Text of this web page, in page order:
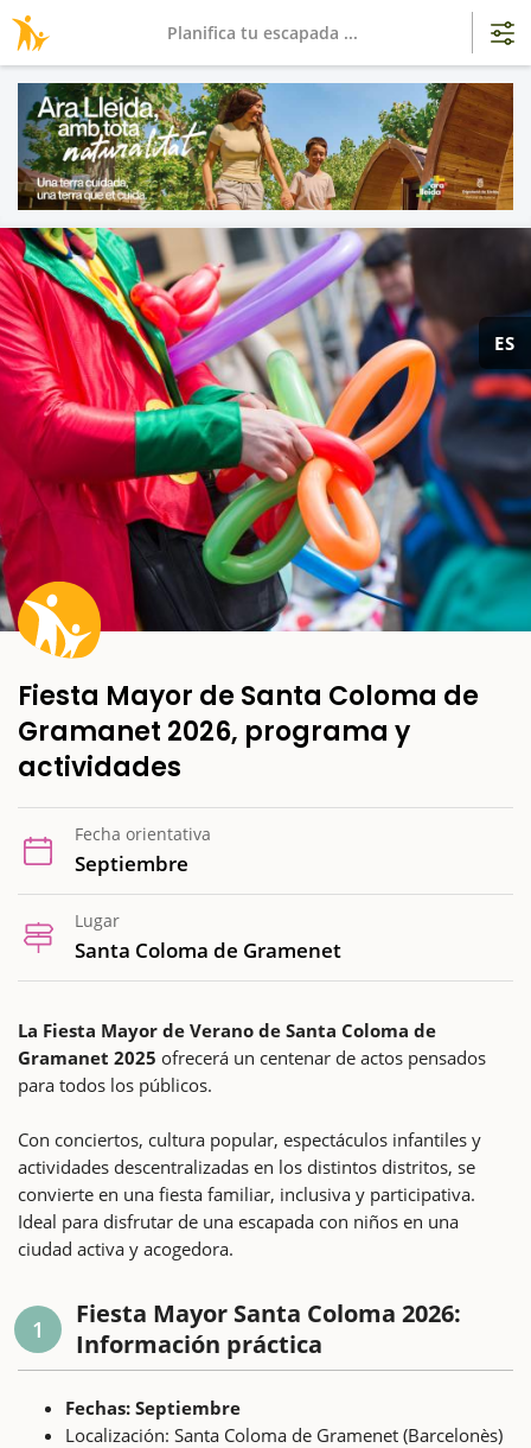
ES
Fiesta Mayor de Santa Coloma de
Gramanet 2026, programa y
actividades
Fecha orientativa
Septiembre
Lugar
Santa Coloma de Gramenet
La Fiesta Mayor de Verano de Santa Coloma de
Gramanet 2025 ofrecerá un centenar de actos pensados
para todos los públicos.
Con conciertos, cultura popular, espectáculos infantiles y
actividades descentralizadas en los distintos distritos, se
convierte en una fiesta familiar, inclusiva y participativa.
Ideal para disfrutar de una escapada con niños en una
ciudad activa y acogedora.
1
Fiesta Mayor Santa Coloma 2026:
Información práctica
Fechas: Septiembre
Localización: Santa Coloma de Gramenet (Barcelonès)
Planifica tu escapada ...